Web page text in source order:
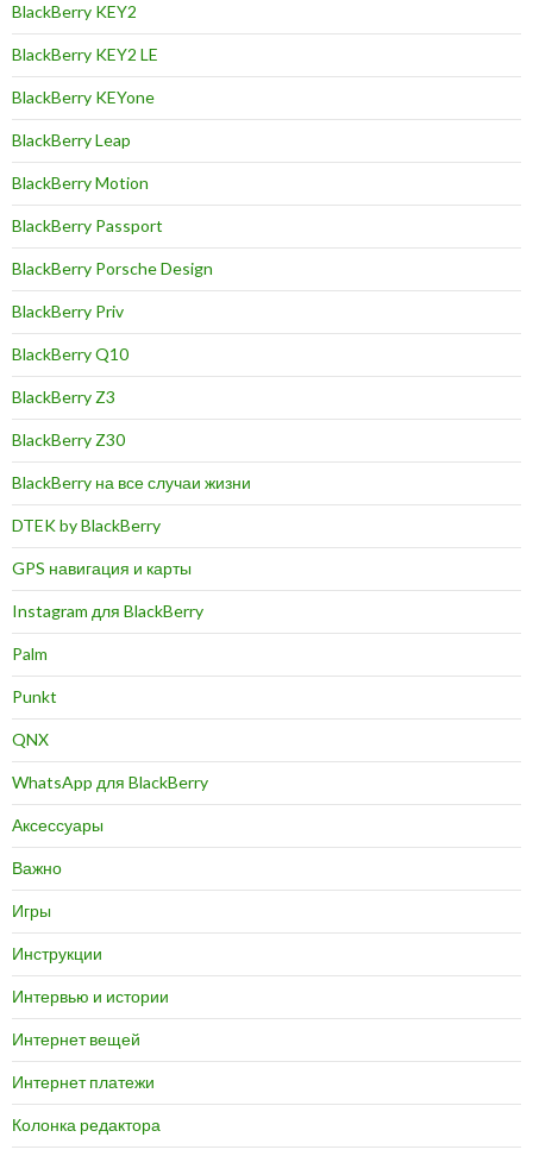
BlackBerry KEY2
BlackBerry KEY2 LE
BlackBerry KEYone
BlackBerry Leap
BlackBerry Motion
BlackBerry Passport
BlackBerry Porsche Design
BlackBerry Priv
BlackBerry Q10
BlackBerry Z3
BlackBerry Z30
BlackBerry на все случаи жизни
DTEK by BlackBerry
GPS навигация и карты
Instagram для BlackBerry
Palm
Punkt
QNX
WhatsApp для BlackBerry
Аксессуары
Важно
Игры
Инструкции
Интервью и истории
Интернет вещей
Интернет платежи
Колонка редактора